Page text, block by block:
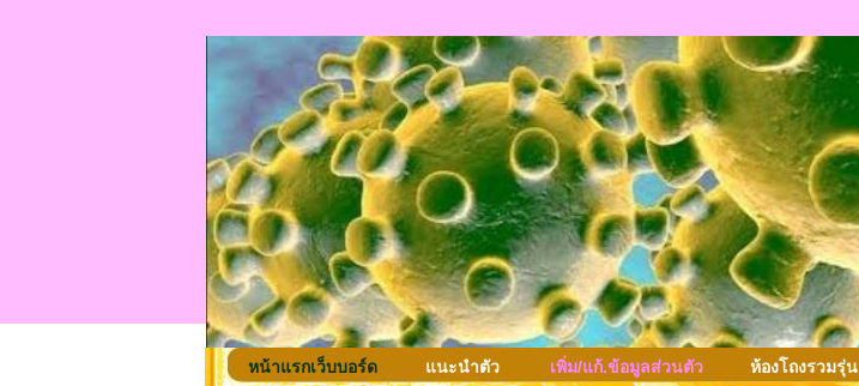
หน้าแรกเว็บบอร์ด แนะนำตัว เพิ่ม/แก้.ข้อมูลส่วนตัว ห้องโถงรวมรุ่น